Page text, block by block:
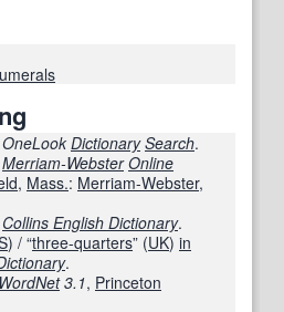
OneLook Dictionary Search.
Merriam-Webster Online
, Mass.: Merriam-Webster,
Collins English Dictionary.
) / “three-quarters” (UK) in
.
WordNet3.1, Princeton